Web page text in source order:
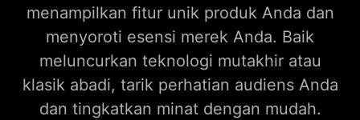
menampilkan fitur unik produk Anda dan
menyoroti esensi merek Anda. Baik
meluncurkan teknologi mutakhir atau
klasik abadi, tarik perhatian audiens Anda
dan tingkatkan minat dengan mudah.